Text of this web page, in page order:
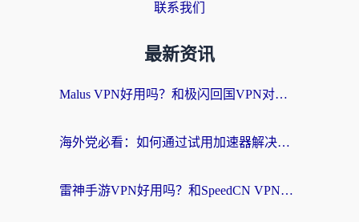
联系我们
最新资讯
Malus VPN好用吗？和极闪回国VPN对比哪个回国效果更好？海外党亲测3款加速器+避坑指南
海外党必看：如何通过试用加速器解决国内APP地区限制？附2026最新对比测评
雷神手游VPN好用吗？和SpeedCN VPN对比哪个回国效果更好？海外党亲测3款加速器+避坑指南